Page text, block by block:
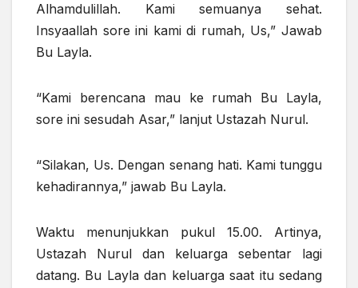
Alhamdulillah. Kami semuanya sehat.
Insyaallah sore ini kami di rumah, Us,” Jawab
Bu Layla.
“Kami berencana mau ke rumah Bu Layla,
sore ini sesudah Asar,” lanjut Ustazah Nurul.
“Silakan, Us. Dengan senang hati. Kami tunggu
kehadirannya,” jawab Bu Layla.
Waktu menunjukkan pukul 15.00. Artinya,
Ustazah Nurul dan keluarga sebentar lagi
datang. Bu Layla dan keluarga saat itu sedang